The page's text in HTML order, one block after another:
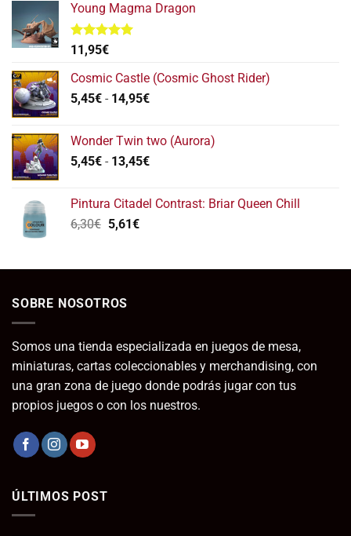
Young Magma Dragon
Valorado
con
de 5
11,95€
Cosmic Castle (Cosmic Ghost Rider)
5,45€ - 14,95€Rango
desde
5,45€
14,95€
Wonder Twin two (Aurora)
5,45€ - 13,45€Rango
desde
Pintura Citadel Contrast: Briar Queen Chill
6,30€ El
era:
5,61€El
es:
SOBRE NOSOTROS
Somos una tienda especializada en juegos de mesa,
miniaturas, cartas coleccionables y merchandising, con
una gran zona de juego donde podrás jugar con tus
propios juegos o con los nuestros.
ÚLTIMOS POST